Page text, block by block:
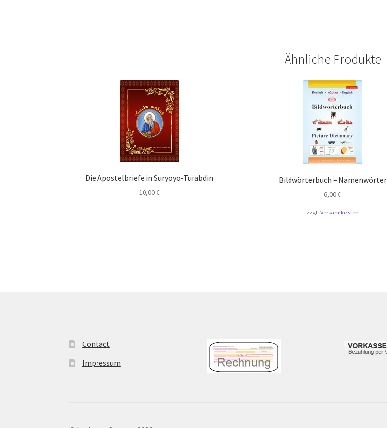
Ähnliche Produkte
Die Apostelbriefe in Suryoyo-Turabdin
10,00€
Bildwörterbuch – Namenwörter
6,00€
zzgl. Versandkosten
Contact
Impressum